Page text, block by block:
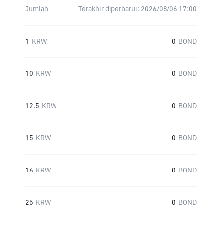
Jumlah Terakhir diperbarui: 2026/08/06 17:00
1 KRW 0 BOND
10 KRW 0 BOND
12.5 KRW 0 BOND
15 KRW 0 BOND
16 KRW 0 BOND
25 KRW 0 BOND